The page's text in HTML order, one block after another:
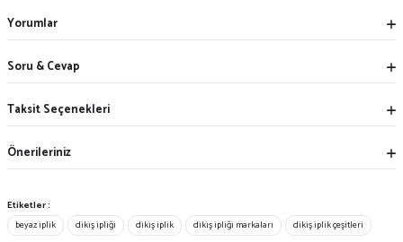
Yorumlar
Soru & Cevap
Taksit Seçenekleri
Önerileriniz
Etiketler :
beyaz iplik
dikiş ipliği dikiş iplik dikiş ipliği markaları dikiş iplik çeşitleri